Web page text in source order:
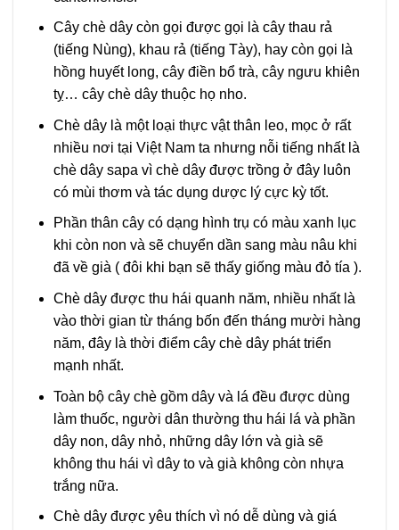
Cây chè dây còn gọi được gọi là cây thau rả
(tiếng Nùng), khau rả (tiếng Tày), hay còn gọi là
hồng huyết long, cây điền bổ trà, cây ngưu khiên
tỵ… cây chè dây thuộc họ nho.
Chè dây là một loại thực vật thân leo, mọc ở rất
nhiều nơi tại Việt Nam ta nhưng nỗi tiếng nhất là
chè dây sapa vì chè dây được trồng ở đây luôn
có mùi thơm và tác dụng dược lý cực kỳ tốt.
Phần thân cây có dạng hình trụ có màu xanh lục
khi còn non và sẽ chuyển dần sang màu nâu khi
đã về già ( đôi khi bạn sẽ thấy giống màu đỏ tía ).
Chè dây được thu hái quanh năm, nhiều nhất là
vào thời gian từ tháng bốn đến tháng mười hàng
năm, đây là thời điểm cây chè dây phát triển
mạnh nhất.
Toàn bộ cây chè gồm dây và lá đều được dùng
làm thuốc, người dân thường thu hái lá và phần
dây non, dây nhỏ, những dây lớn và già sẽ
không thu hái vì dây to và già không còn nhựa
trắng nữa.
Chè dây được yêu thích vì nó dễ dùng và giá